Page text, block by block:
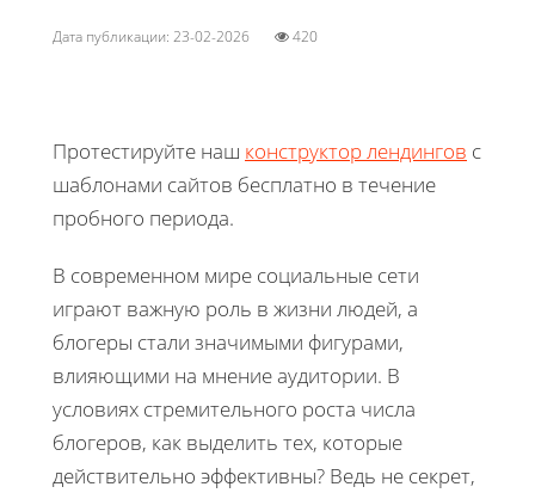
Дата публикации: 23-02-2026 420
Протестируйте наш конструктор лендингов с
шаблонами сайтов бесплатно в течение
пробного периода.
В современном мире социальные сети
играют важную роль в жизни людей, а
блогеры стали значимыми фигурами,
влияющими на мнение аудитории. В
условиях стремительного роста числа
блогеров, как выделить тех, которые
действительно эффективны? Ведь не секрет,